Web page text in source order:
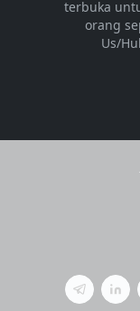
terbuka
orang
Us/